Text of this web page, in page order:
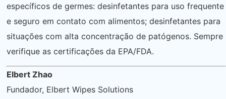
específicos de germes: desinfetantes para uso frequente
e seguro em contato com alimentos; desinfetantes para
situações com alta concentração de patógenos. Sempre
verifique as certificações da EPA/FDA.
Elbert Zhao
Fundador, Elbert Wipes Solutions